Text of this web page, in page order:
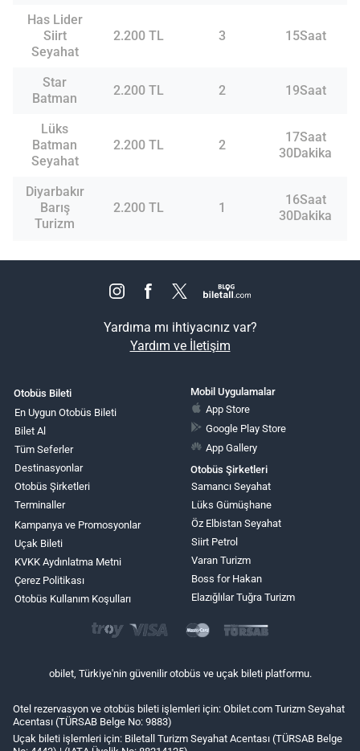
Has Lider
Siirt
Seyahat
2.200 TL 3 15Saat
Star
Batman
2.200 TL 2 19Saat
Lüks
Batman
Seyahat
2.200 TL 2
17Saat
30Dakika
Diyarbakır
Barış
Turizm
2.200 TL 1
16Saat
30Dakika
Yardıma mı ihtiyacınız var?
Yardım ve İletişim
Otobüs Bileti
En Uygun Otobüs Bileti
Bilet Al
Tüm Seferler
Destinasyonlar
Otobüs Şirketleri
Terminaller
Kampanya ve Promosyonlar
Uçak Bileti
KVKK Aydınlatma Metni
Çerez Politikası
Otobüs Kullanım Koşulları
Mobil Uygulamalar
App Store
Google Play Store
App Gallery
Otobüs Şirketleri
Samancı Seyahat
Lüks Gümüşhane
Öz Elbistan Seyahat
Siirt Petrol
Varan Turizm
Boss for Hakan
Elazığlılar Tuğra Turizm
obilet, Türkiye'nin güvenilir otobüs ve uçak bileti platformu.
Otel rezervasyon ve otobüs bileti işlemleri için: Obilet.com Turizm Seyahat
Acentası (TÜRSAB Belge No: 9883)
Uçak bileti işlemleri için: Biletall Turizm Seyahat Acentası (TÜRSAB Belge